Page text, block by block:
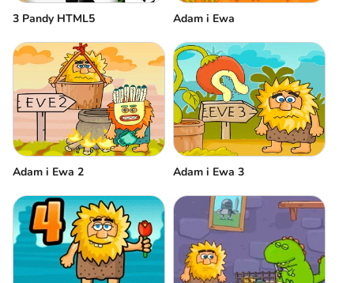
3 Pandy HTML5 Adam i Ewa
Adam i Ewa 2 Adam i Ewa 3